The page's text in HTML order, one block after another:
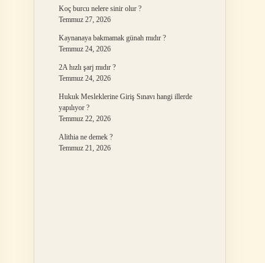
Koç burcu nelere sinir olur ?
Temmuz 27, 2026
Kaynanaya bakmamak günah mıdır ?
Temmuz 24, 2026
2A hızlı şarj mıdır ?
Temmuz 24, 2026
Hukuk Mesleklerine Giriş Sınavı hangi illerde
yapılıyor ?
Temmuz 22, 2026
Alithia ne demek ?
Temmuz 21, 2026